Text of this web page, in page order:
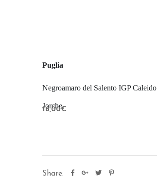
Puglia
16,00€
Negroamaro del Salento IGP Caleido
Jorche
Share: